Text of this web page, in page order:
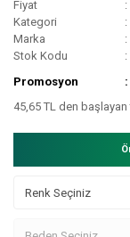
Fiyat
Kategori
Marka
Stok Kodu
Promosyon
45,65 TL den